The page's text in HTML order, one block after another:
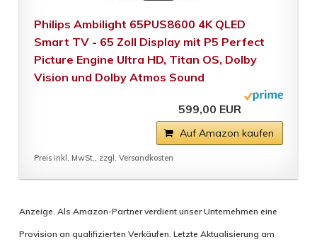
Philips Ambilight 65PUS8600 4K QLED
Smart TV - 65 Zoll Display mit P5 Perfect
Picture Engine Ultra HD, Titan OS, Dolby
Vision und Dolby Atmos Sound
599,00 EUR
Auf Amazon kaufen
Preis inkl. MwSt., zzgl. Versandkosten
Anzeige. Als Amazon-Partner verdient unser Unternehmen eine
Provision an qualifizierten Verkäufen. Letzte Aktualisierung am